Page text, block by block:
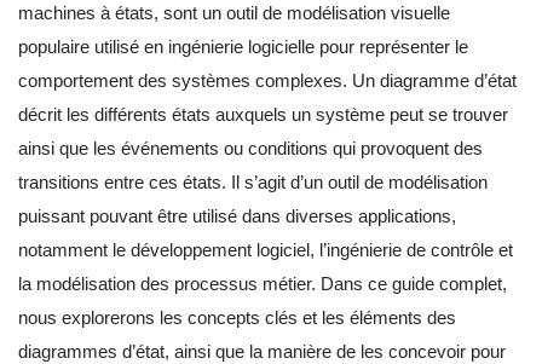
machines à états, sont un outil de modélisation visuelle
populaire utilisé en ingénierie logicielle pour représenter le
comportement des systèmes complexes. Un diagramme d’état
décrit les différents états auxquels un système peut se trouver
ainsi que les événements ou conditions qui provoquent des
transitions entre ces états. Il s’agit d’un outil de modélisation
puissant pouvant être utilisé dans diverses applications,
notamment le développement logiciel, l’ingénierie de contrôle et
la modélisation des processus métier. Dans ce guide complet,
nous explorerons les concepts clés et les éléments des
diagrammes d’état, ainsi que la manière de les concevoir pour